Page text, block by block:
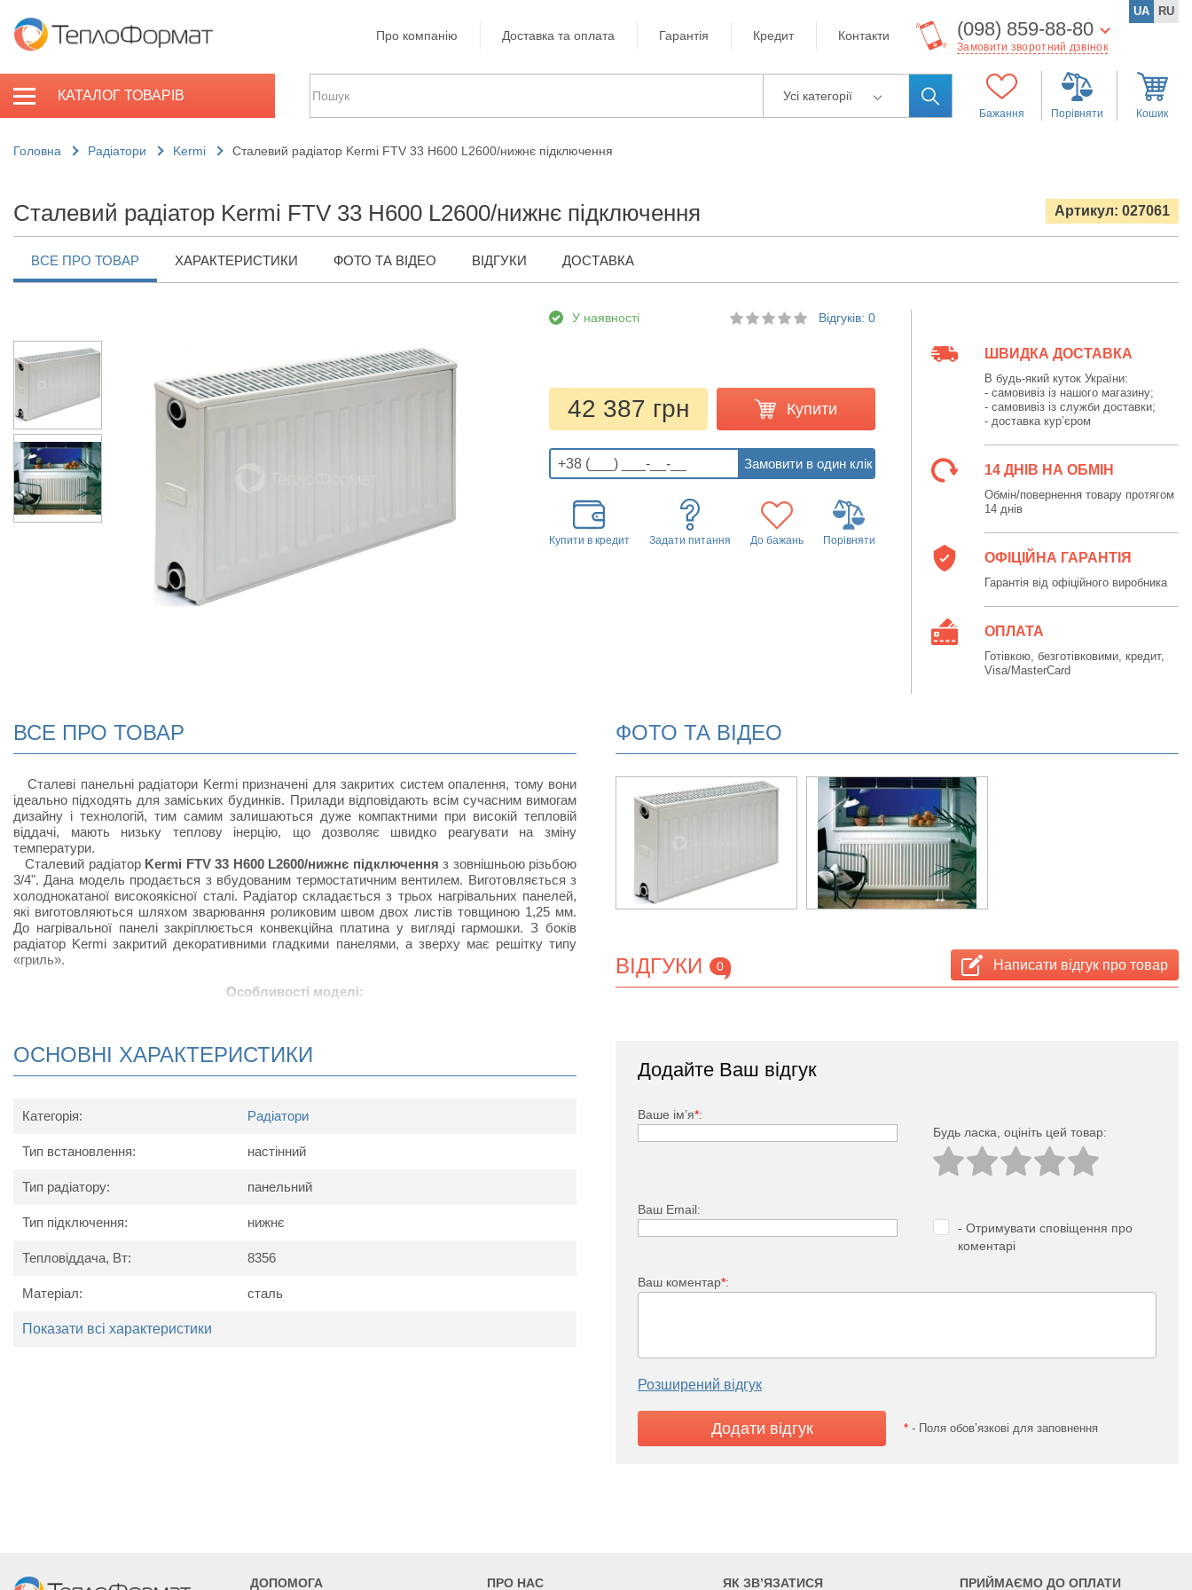
Про компанію Доставка та оплата Гарантія Кредит Контакти (098) 859-88-80
Замовити зворотний дзвінок
UA RU
КАТАЛОГ ТОВАРІВ Усі категорії
Бажання Порівняти Кошик
Головна Радіатори Kermi Сталевий радіатор Kermi FTV 33 H600 L2600/нижнє підключення
Сталевий радіатор Kermi FTV 33 H600 L2600/нижнє підключення Артикул: 027061
ВСЕ ПРО ТОВАР ХАРАКТЕРИСТИКИ ФОТО ТА ВІДЕО ВІДГУКИ ДОСТАВКА
У наявності Відгуків: 0
42 387 грн Купити
Купити в кредит Задати питання До бажань Порівняти
ШВИДКА ДОСТАВКА
В будь-який куток України:
- самовивіз із нашого магазину;
- самовивіз із служби доставки;
- доставка кур’єром
14 ДНІВ НА ОБМІН
Обмін/повернення товару протягом
14 днів
ОФІЦІЙНА ГАРАНТІЯ
Гарантія від офіційного виробника
ОПЛАТА
Готівкою, безготівковими, кредит,
Visa/MasterCard
ВСЕ ПРО ТОВАР
Сталеві панельні радіатори Kermi призначені для закритих систем опалення, тому вони
ідеально підходять для заміських будинків. Прилади відповідають всім сучасним вимогам
дизайну і технологій, тим самим залишаються дуже компактними при високій тепловій
віддачі, мають низьку теплову інерцію, що дозволяє швидко реагувати на зміну
температури.
Сталевий радіатор Kermi FTV 33 H600 L2600/нижнє підключення з зовнішньою різьбою
3/4". Дана модель продається з вбудованим термостатичним вентилем. Виготовляється з
холоднокатаної високоякісної сталі. Радіатор складається з трьох нагрівальних панелей,
які виготовляються шляхом зварювання роликовим швом двох листів товщиною 1,25 мм.
До нагрівальної панелі закріплюється конвекційна платина у вигляді гармошки. З боків
радіатор Kermi закритий декоративними гладкими панелями, а зверху має решітку типу
«гриль».
Особливості моделі:
підвищує тепловіддачу;
клапан, що дозволяє регулювати температуру нагрівання приміщення шляхом зміни
В комплект до радіатора входять: заглушки, клапан Маєвського (спуску-випуску
Потужність
5142 5785 8356 9642
ОСНОВНІ ХАРАКТЕРИСТИКИ
Категорія: Радіатори
Тип встановлення: настінний
Тип радіатору: панельний
Тип підключення: нижнє
Тепловіддача, Вт: 8356
Матеріал: сталь
Показати всі характеристики
ФОТО ТА ВІДЕО
ВІДГУКИ 0 Написати відгук про товар
Додайте Ваш відгук
Ваше ім’я*:
Будь ласка, оцініть цей товар:
Ваш Email:
- Отримувати сповіщення про
коментарі
Ваш коментар*:
Розширений відгук
* - Поля обов’язкові для заповнення
ДОПОМОГА ПРО НАС ЯК ЗВ’ЯЗАТИСЯ ПРИЙМАЄМО ДО ОПЛАТИ